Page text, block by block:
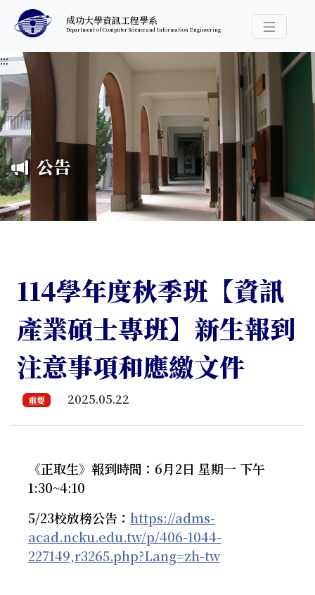
跳至中央內容區塊
成功大學資訊工程學系
Department of Computer Science and Information Engineering
導覽選
:::
公告
114學年度秋季班【資訊
產業碩士專班】新生報到
注意事項和應繳文件
重要 2025.05.22
《正取生》報到時間：6月2日 星期一 下午
1:30~4:10
5/23校放榜公告： https://adms-
acad.ncku.edu.tw/p/406-1044-
227149,r3265.php?Lang=zh-tw